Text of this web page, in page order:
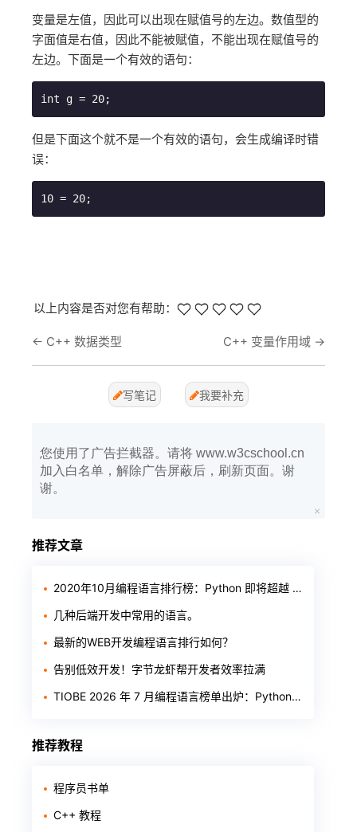
变量是左值，因此可以出现在赋值号的左边。数值型的
字面值是右值，因此不能被赋值，不能出现在赋值号的
左边。下面是一个有效的语句：
但是下面这个就不是一个有效的语句，会生成编译时错
误：
以上内容是否对您有帮助：
← C++ 数据类型 C++ 变量作用域 →
写笔记 我要补充
您使用了广告拦截器。请将 www.w3cschool.cn
加入白名单，解除广告屏蔽后，刷新页面。谢
谢。
推荐文章
2020年10月编程语言排行榜：Python 即将超越 Java
几种后端开发中常用的语言。
最新的WEB开发编程语言排行如何？
告别低效开发！字节龙虾帮开发者效率拉满
TIOBE 2026 年 7 月编程语言榜单出炉：Python 稳居第一，Rust 首进前十
推荐教程
程序员书单
C++ 教程